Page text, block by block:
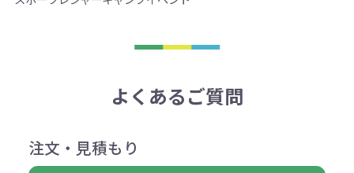
よくあるご質問
注文・見積もり